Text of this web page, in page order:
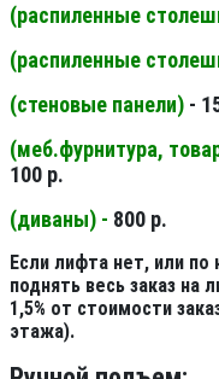
(распиленные
(распиленные
(стеновые панели) -
(меб.фурнитура,
100 р.
(диваны) - 800 р.
Если лифта нет, или
поднять весь заказ
1,5% от стоимости
этажа).